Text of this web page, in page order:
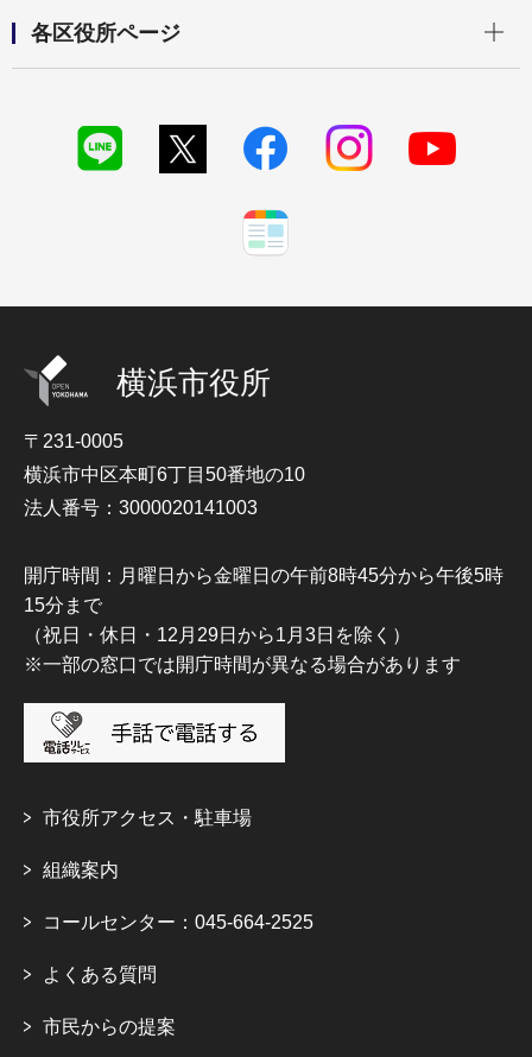
各区役所ページ
横浜市役所
〒231-0005
横浜市中区本町6丁目50番地の10
法人番号：3000020141003
開庁時間：月曜日から金曜日の午前8時45分から午後5時
15分まで
（祝日・休日・12月29日から1月3日を除く）
※一部の窓口では開庁時間が異なる場合があります
市役所アクセス・駐車場
組織案内
コールセンター：045-664-2525
よくある質問
市民からの提案